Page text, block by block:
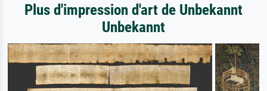
Plus d'impression d'art de Unbekannt
Unbekannt